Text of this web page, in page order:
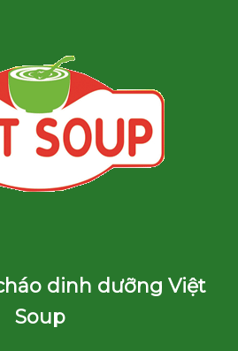
dinh dưỡng Việt
Soup